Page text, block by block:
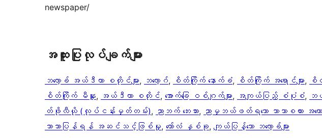
newspaper/
အ​ထူး​ပြု​လုပ်​ချက်​များ
ဘလော့ခ် အယ်ဒီတာ စတိုင်များ, ဘလော့ဂ်, စိတ်ကြိုက် နောက်ခံ, စိတ်ကြိုက် အရောင်များ, စိ
စိတ်ကြိုက် မီနူး, အယ်ဒီတာ စတိုင်, အောက်ခြေ ဝစ်ဂျက်များ, အကျယ်ပြည့် စံပုံစံ, ဘ
တ်ဖိုလီယို (လုပ်ငန်းမှတ်တမ်း), ညာဘက် ဘေးဘား, ညာမှဘယ်ဖတ်ရသော ဘာသာစကား အ
ဘာသာပြန်ရန် အဆင်သင့်ဖြစ်မှု, ကော်လံ နှစ်ခု, ကျယ်ပြန့်သော ဘလော့ခ်များ